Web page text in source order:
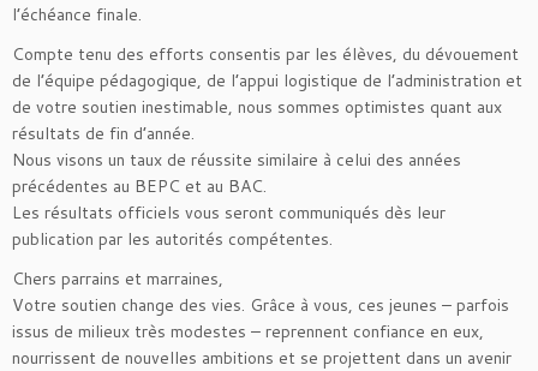
l’échéance finale.
Compte tenu des efforts consentis par les élèves, du dévouement
de l’équipe pédagogique, de l’appui logistique de l’administration et
de votre soutien inestimable, nous sommes optimistes quant aux
résultats de fin d’année.
Nous visons un taux de réussite similaire à celui des années
précédentes au BEPC et au BAC.
Les résultats officiels vous seront communiqués dès leur
publication par les autorités compétentes.
Chers parrains et marraines,
Votre soutien change des vies. Grâce à vous, ces jeunes – parfois
issus de milieux très modestes – reprennent confiance en eux,
nourrissent de nouvelles ambitions et se projettent dans un avenir